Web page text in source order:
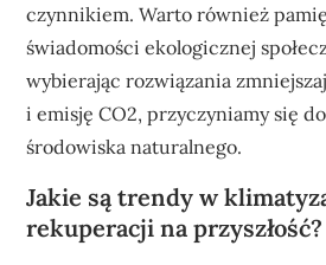
czynnikiem. Warto również
świadomości ekologicznej
wybierając rozwiązania
i emisję CO2, przyczyniamy się
środowiska naturalnego.
Jakie są trendy w
rekuperacji na przyszłość?